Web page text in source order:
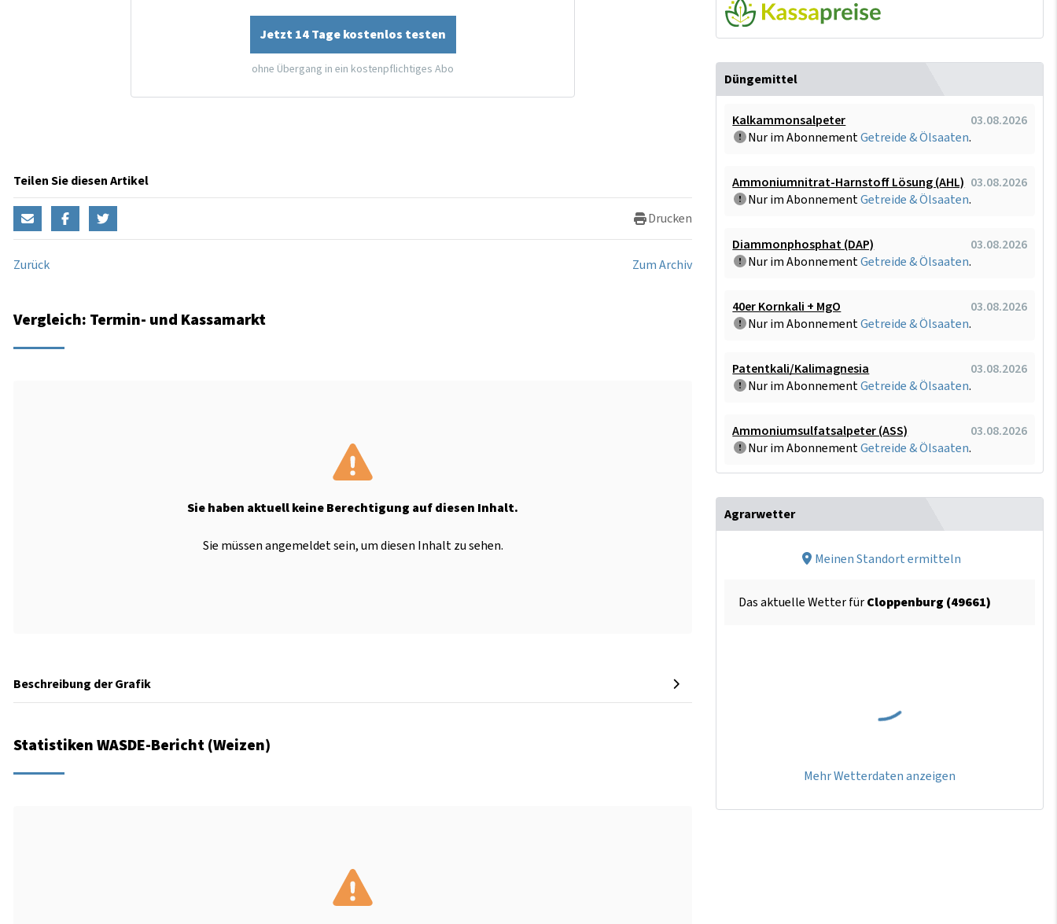
Jetzt 14 Tage kostenlos testen
ohne Übergang in ein kostenpflichtiges Abo
Teilen Sie diesen Artikel
Drucken
Zurück Zum Archiv
Vergleich: Termin- und Kassamarkt
Sie haben aktuell keine Berechtigung auf diesen Inhalt.
Sie müssen angemeldet sein, um diesen Inhalt zu sehen.
Beschreibung der Grafik
Statistiken WASDE-Bericht (Weizen)
Düngemittel
Kalkammonsalpeter
03.08.2026
Nur im AbonnementGetreide & Ölsaaten.
Ammoniumnitrat-Harnstoff Lösung (AHL) 03.08.2026
Nur im AbonnementGetreide & Ölsaaten.
Diammonphosphat (DAP)
03.08.2026
Nur im AbonnementGetreide & Ölsaaten.
40er Kornkali + MgO
03.08.2026
Nur im AbonnementGetreide & Ölsaaten.
Patentkali/Kalimagnesia
03.08.2026
Nur im AbonnementGetreide & Ölsaaten.
Ammoniumsulfatsalpeter (ASS)
03.08.2026
Nur im AbonnementGetreide & Ölsaaten.
Agrarwetter
Meinen Standort ermitteln
Das aktuelle Wetter fürCloppenburg (49661)
Mehr Wetterdaten anzeigen